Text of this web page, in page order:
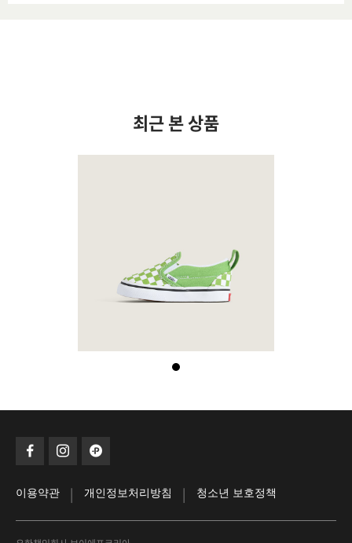
최근 본 상품
이용약관 | 개인정보처리방침 | 청소년 보호정책